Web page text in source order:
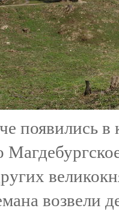
появились
возвели